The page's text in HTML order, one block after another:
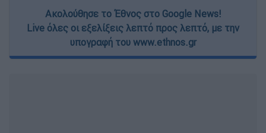
Ακολούθησε το Έθνος στο Google News!
Live όλες οι εξελίξεις λεπτό προς λεπτό, με την
υπογραφή του www.ethnos.gr